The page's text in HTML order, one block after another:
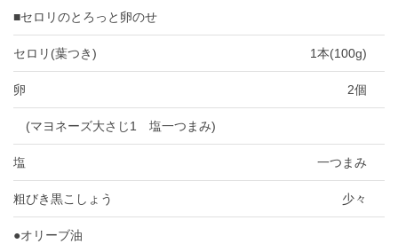
■セロリのとろっと卵のせ
セロリ(葉つき) 1本(100g)
卵 2個
(マヨネーズ大さじ1 塩一つまみ)
塩 一つまみ
粗びき黒こしょう 少々
●オリーブ油